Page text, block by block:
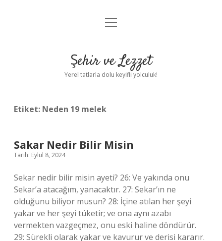
Anasayfa
Yasal Uyarı
menüyü
Şehir ve Lezzet
Yerel tatlarla dolu keyifli yolculuk!
Etiket: Neden 19 melek
Sakar Nedir Bilir Misin
Tarih: Eylül 8, 2024
Sekar nedir bilir misin ayeti? 26: Ve yakında onu
Sekar’a atacağım, yanacaktır. 27: Sekar’ın ne
olduğunu biliyor musun? 28: İçine atılan her şeyi
yakar ve her şeyi tüketir; ve ona aynı azabı
vermekten vazgeçmez, onu eski haline döndürür.
29: Sürekli olarak yakar ve kavurur ve derisi kararır.